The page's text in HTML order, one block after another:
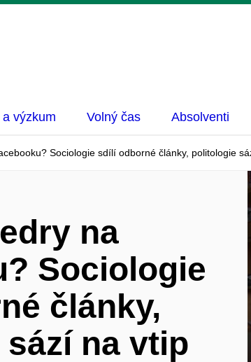
výzkum Volný čas Absolventi
Sociologie sdílí odborné články, politologie
na
Sociologie
články,
na vtip